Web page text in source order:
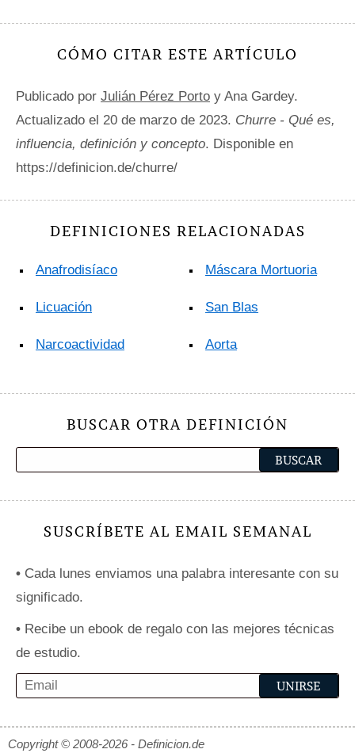
CÓMO CITAR ESTE ARTÍCULO
Publicado por Julián Pérez Porto y Ana Gardey.
Actualizado el 20 de marzo de 2023. Churre - Qué es,
influencia, definición y concepto. Disponible en
https://definicion.de/churre/
DEFINICIONES RELACIONADAS
Anafrodisíaco
Licuación
Narcoactividad
Máscara Mortuoria
San Blas
Aorta
BUSCAR OTRA DEFINICIÓN
SUSCRÍBETE AL EMAIL SEMANAL
• Cada lunes enviamos una palabra interesante con su
significado.
• Recibe un ebook de regalo con las mejores técnicas
de estudio.
Copyright © 2008-2026 - Definicion.de